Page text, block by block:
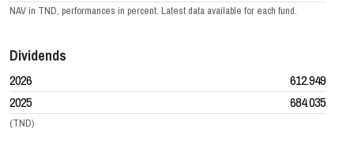
NAV in TND, performances in percent. Latest data available for each fund.
Dividends
(TND)
2026
612.949
2025
684.035